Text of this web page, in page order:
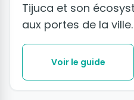
Tijuca et son
aux portes de la ville.
Voir le guide